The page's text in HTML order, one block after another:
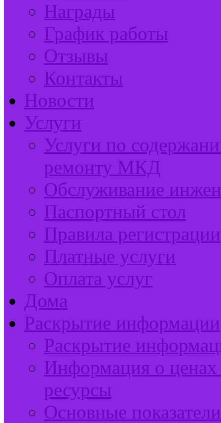
Награды
График работы
Отзывы
Контакты
Новости
Услуги
Услуги по
ремонту МКД
Обслуживание
Паспортный стол
Правила регистрации
Платные услуги
Оплата услуг
Дома
Раскрытие информации
Раскрытие
Информация о
ресурсы
Основные